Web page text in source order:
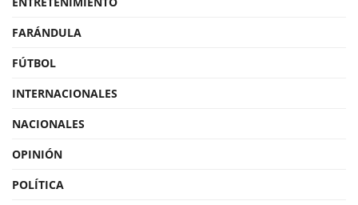
FARÁNDULA
FÚTBOL
INTERNACIONALES
NACIONALES
OPINIÓN
POLÍTICA